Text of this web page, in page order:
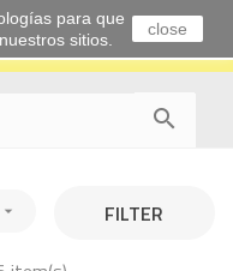


FILTER
para que
sitios.
close